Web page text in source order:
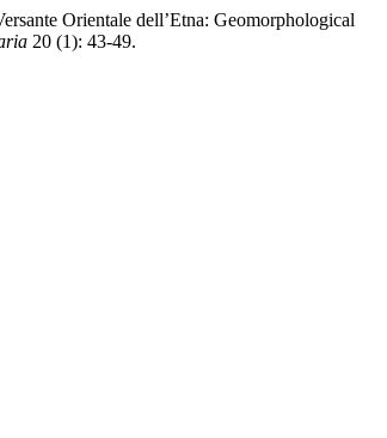
Orientale dell’Etna: Geomorphological
20 (1): 43-49.